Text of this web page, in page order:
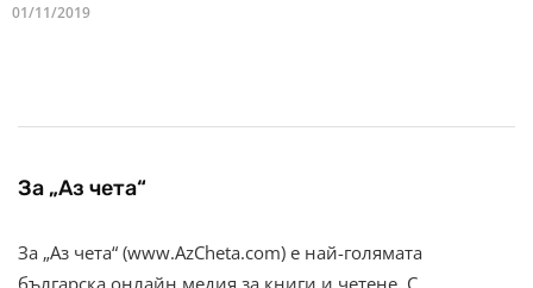
01/11/2019
За „Аз чета“
За „Аз чета“ (www.AzCheta.com) е най-голямата
българска онлайн медия за книги и четене. С